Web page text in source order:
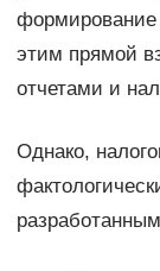
формирование
этим прямой
отчетами и
Однако,